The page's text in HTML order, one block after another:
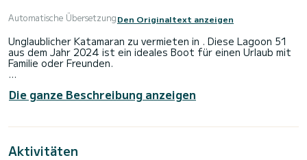
Automatische ÜbersetzungDen Originaltext anzeigen
Unglaublicher Katamaran zu vermieten in . Diese Lagoon 51
aus dem Jahr 2024 ist ein ideales Boot für einen Urlaub mit
Familie oder Freunden.
bietet Platz für 12 Personen. Mit einer Gesamtlänge von 15
Metern ist es Ihr bester Verbündeter, um einen
von
Für Ihren Komfort verfügt Naf über 5 Toiletten mit Dusche
Die ganze Beschreibung anzeigen
Aktivitäten